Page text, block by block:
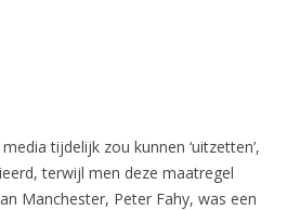
tijdelijk zou kunnen ‘uitzetten’,
terwijl men deze maatregel
Manchester, Peter Fahy, was een